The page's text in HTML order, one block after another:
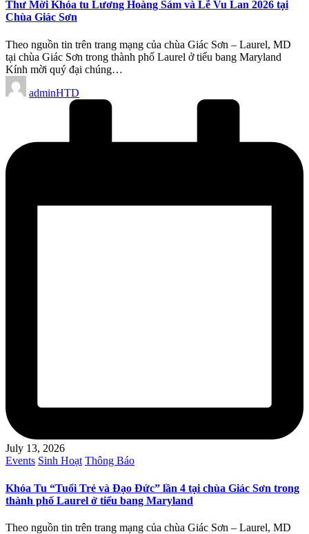
Thư Mời Khóa tu Lương Hoàng Sám và Lễ Vu Lan 2026 tại
Chùa Giác Sơn
Theo nguồn tin trên trang mạng của chùa Giác Sơn – Laurel, MD
tại chùa Giác Sơn trong thành phố Laurel ở tiểu bang Maryland
Kính mời quý đại chúng…
Posted
by
adminHTD
July 13, 2026
Posted
Events Sinh Hoạt Thông Báo
Khóa Tu “Tuổi Trẻ và Đạo Đức” lần 4 tại chùa Giác Sơn trong
thành phố Laurel ở tiểu bang Maryland
Theo nguồn tin trên trang mạng của chùa Giác Sơn – Laurel, MD